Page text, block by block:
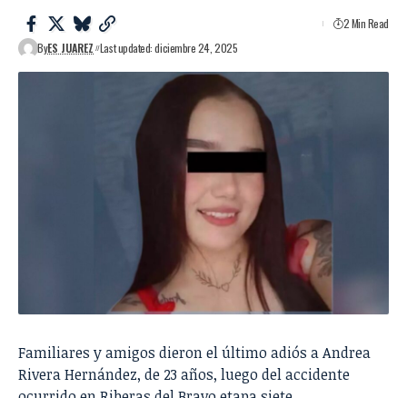
ByES JUAREZ Last updated: diciembre 24, 2025
2 Min Read
Familiares y amigos dieron el último adiós a Andrea
Rivera Hernández, de 23 años, luego del accidente